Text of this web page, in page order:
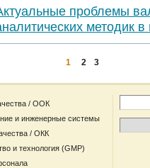
проблемы
методик в
1 2 3
/ ООК
и инженерные системы
/ ОКК
и технология (GMP)